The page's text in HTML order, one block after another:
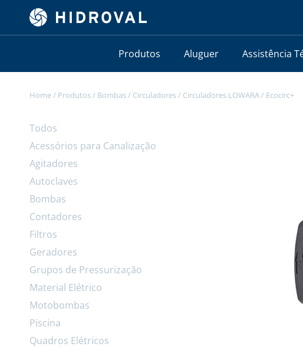
Produtos Aluguer Assistência
Home / Produtos / Bombas / Circuladores / Circuladores LOWARA / Ecocirc+
Todos
Acessórios para Canalização
Agitadores
Autoclaves
Bombas
Contadores
Filtros
Geradores
Grupos de Pressurização
Material Elétrico
Motobombas
Piscina
Quadros Elétricos